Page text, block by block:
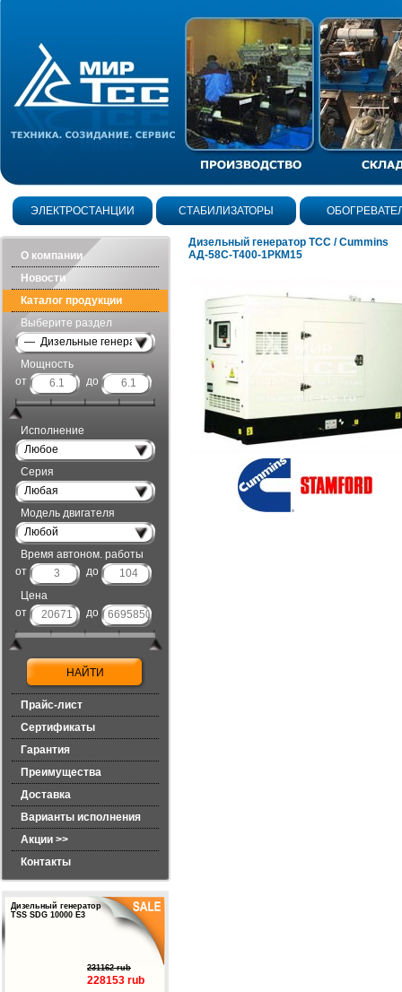
ЭЛЕКТРОСТАНЦИИ СТАБИЛИЗАТОРЫ
О компании
Новости
Каталог продукции
Выберите раздел
— Дизельные генераторы в шумозащитных кожухах
Мощность
от
до
Исполнение
Любое
Серия
Любая
Модель двигателя
Любой
Время автоном. работы
от
до
Цена
от
до
Прайс-лист
Сертификаты
Гарантия
Преимущества
Доставка
Варианты исполнения
Акции >>
Контакты
Дизельный генератор
TSS SDG 10000 E3
231162 rub
228153 rub
Дизельный генератор ТСС / Cummins
АД-58С-Т400-1РКМ15